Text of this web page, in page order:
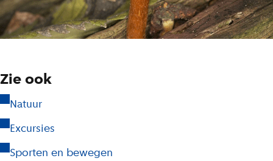
Zie ook
Natuur
Excursies
Sporten en bewegen